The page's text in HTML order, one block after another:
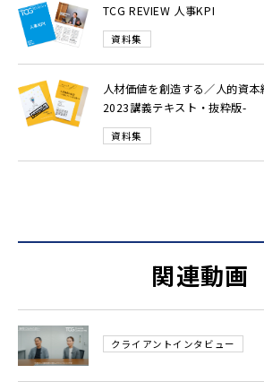
TCG REVIEW 人事KPI
資料集
人材価値を創造する／人的資
2023講義テキスト・抜粋版-
資料集
関連動画
クライアントインタビュー